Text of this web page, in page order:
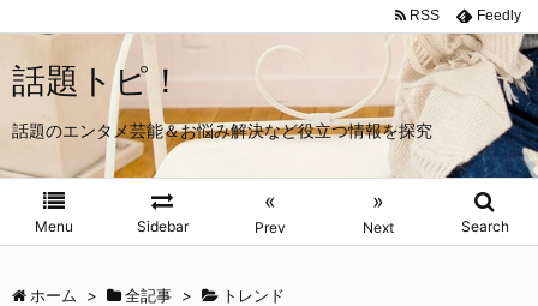
話題トピ！
話題のエンタメ芸能＆お悩み解決など役立つ情報を探究
Menu Sidebar
«
Prev
»
Next Search
RSS Feedly
ホーム > 全記事 > トレンド